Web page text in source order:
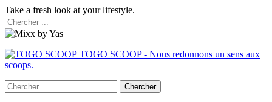
Take a fresh look at your lifestyle.
TOGO SCOOP - Nous redonnons un sens aux
scoops.